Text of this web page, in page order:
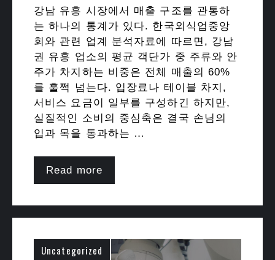
강남 유흥 시장에서 매출 구조를 관통하
는 하나의 통계가 있다. 한국외식업중앙
회와 관련 업계 분석자료에 따르면, 강남
권 유흥 업소의 평균 객단가 중 주류와 안
주가 차지하는 비중은 전체 매출의 60%
를 훌쩍 넘는다. 입장료나 테이블 차지,
서비스 요금이 일부를 구성하긴 하지만,
실질적인 소비의 중심축은 결국 손님의
입과 목을 통과하는 …
Read more
Uncategorized